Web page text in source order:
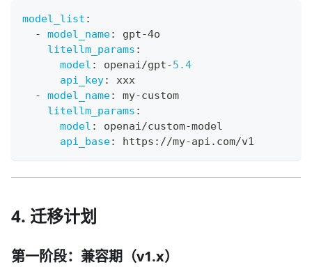
model_list :
-
model_name: gpt-4o
litellm_params :
model : openai/gpt-5.4
api_key:
xxx
-
model_name: my-custom
litellm_params :
model : openai/custom-model
api_base: https : //my-api.com/v1
4. 迁移计划
第一阶段：兼容期（v1.x）